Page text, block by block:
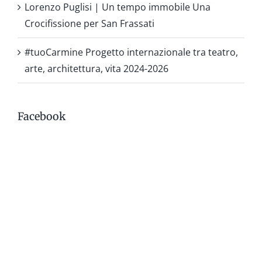
Lorenzo Puglisi | Un tempo immobile Una
Crocifissione per San Frassati
#tuoCarmine Progetto internazionale tra teatro,
arte, architettura, vita 2024-2026
Facebook